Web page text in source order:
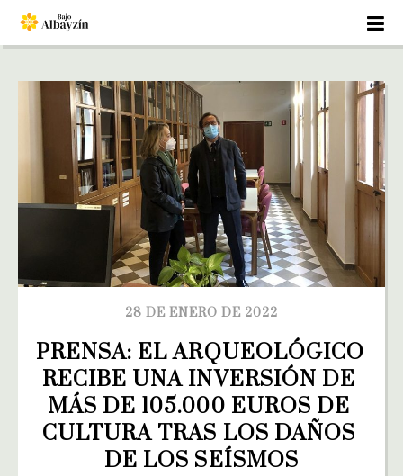
28 DE ENERO DE 2022
PRENSA: EL ARQUEOLÓGICO
RECIBE UNA INVERSIÓN DE
MÁS DE 105.000 EUROS DE
CULTURA TRAS LOS DAÑOS
DE LOS SEÍSMOS